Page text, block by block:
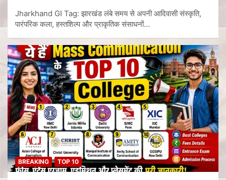
Jharkhand GI Tag: झारखंड लंबे समय से अपनी आदिवासी संस्कृति,
पारंपरिक कला, हस्तशिल्प और प्राकृतिक संसाधनों…
BREAKING TOP 10